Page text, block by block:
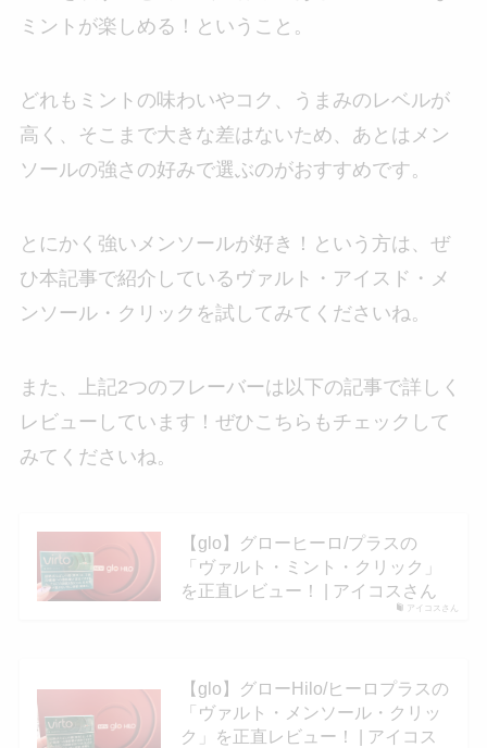
ミントが楽しめる！ということ。
どれもミントの味わいやコク、うまみのレベルが
高く、そこまで大きな差はないため、あとはメン
ソールの強さの好みで選ぶのがおすすめです。
とにかく強いメンソールが好き！という方は、ぜ
ひ本記事で紹介しているヴァルト・アイスド・メ
ンソール・クリックを試してみてくださいね。
また、上記2つのフレーバーは以下の記事で詳しく
レビューしています！ぜひこちらもチェックして
みてくださいね。
アイコスさん
【glo】グローヒーロ/プラスの
「ヴァルト・ミント・クリック」
を正直レビュー！ | アイコスさん
【glo】グローHilo/ヒーロプラスの
「ヴァルト・メンソール・クリッ
ク」を正直レビュー！ | アイコス